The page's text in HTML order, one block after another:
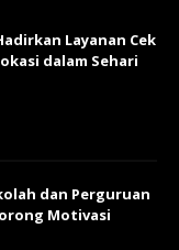
Layanan Cek
dalam Sehari
dan Perguruan
Motivasi